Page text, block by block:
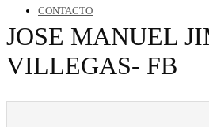
CONTACTO
JOSE MANUEL
VILLEGAS- FB